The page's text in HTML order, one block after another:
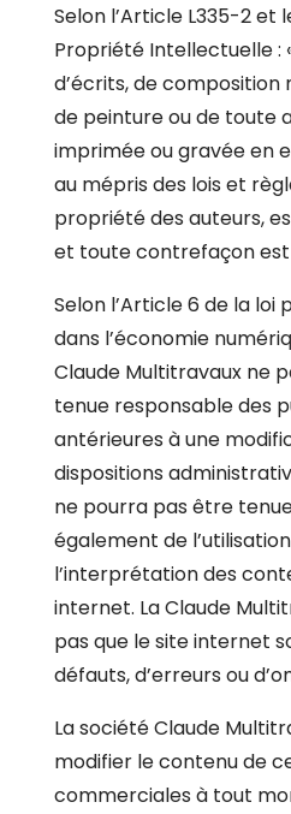
Selon l’Article L335-2 et
Propriété Intellectuelle :
d’écrits, de composition
de peinture ou de toute
imprimée ou gravée en
au mépris des lois et
propriété des auteurs,
et toute contrefaçon est
Selon l’Article 6 de la loi
dans l’économie
Claude Multitravaux ne
tenue responsable des
antérieures à une
dispositions
ne pourra pas être
également de
l’interprétation des
internet. La Claude
pas que le site internet
défauts, d’erreurs ou
La société Claude
modifier le contenu de
commerciales à tout